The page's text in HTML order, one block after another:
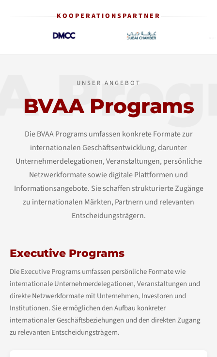
KOOPERATIONSPARTNER
UNSER ANGEBOT
BVAA Programs
Die BVAA Programs umfassen konkrete Formate zur
internationalen Geschäftsentwicklung, darunter
Unternehmerdelegationen, Veranstaltungen, persönliche
Netzwerkformate sowie digitale Plattformen und
Informationsangebote. Sie schaffen strukturierte Zugänge
zu internationalen Märkten, Partnern und relevanten
Entscheidungsträgern.
Executive Programs
Die Executive Programs umfassen persönliche Formate wie
internationale Unternehmerdelegationen, Veranstaltungen und
direkte Netzwerkformate mit Unternehmen, Investoren und
Institutionen. Sie ermöglichen den Aufbau konkreter
internationaler Geschäftsbeziehungen und den direkten Zugang
zu relevanten Entscheidungsträgern.